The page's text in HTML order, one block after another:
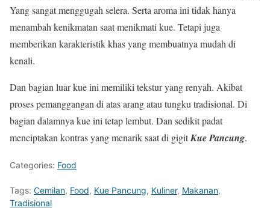
Yang sangat menggugah selera. Serta aroma ini tidak hanya
menambah kenikmatan saat menikmati kue. Tetapi juga
memberikan karakteristik khas yang membuatnya mudah di
kenali.
Dan bagian luar kue ini memiliki tekstur yang renyah. Akibat
proses pemanggangan di atas arang atau tungku tradisional. Di
bagian dalamnya kue ini tetap lembut. Dan sedikit padat
menciptakan kontras yang menarik saat di gigitKue Pancung.
Categories: Food
Tags: Cemilan, Food, Kue Pancung, Kuliner, Makanan,
Tradisional